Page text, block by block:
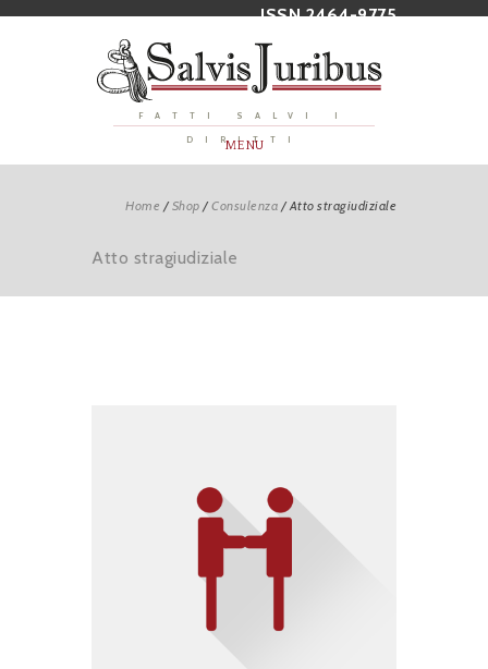
ISSN 2464-9775
FATTI SALVI I
DIRITTI
MENU
Home /Shop /Consulenza /Atto stragiudiziale
Atto stragiudiziale